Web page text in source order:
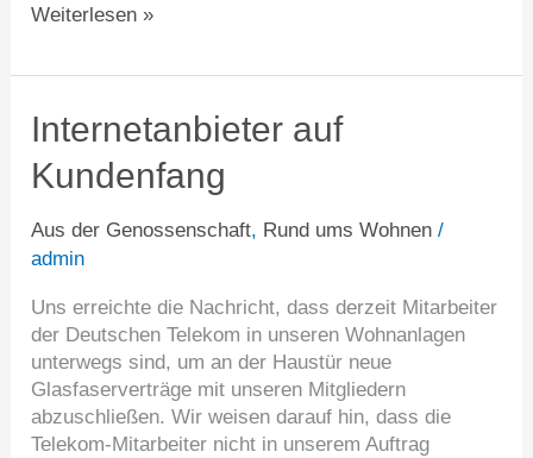
Weiterlesen »
Internetanbieter auf
Kundenfang
Aus der Genossenschaft, Rund ums Wohnen /
admin
Uns erreichte die Nachricht, dass derzeit Mitarbeiter
der Deutschen Telekom in unseren Wohnanlagen
unterwegs sind, um an der Haustür neue
Glasfaserverträge mit unseren Mitgliedern
abzuschließen. Wir weisen darauf hin, dass die
Telekom-Mitarbeiter nicht in unserem Auftrag
Internetanbieter
auf
Kundenfang